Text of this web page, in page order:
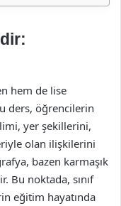
hem de lise
ders, öğrencilerin
yer şekillerini,
olan ilişkilerini
bazen karmaşık
Bu noktada, sınıf
eğitim hayatında